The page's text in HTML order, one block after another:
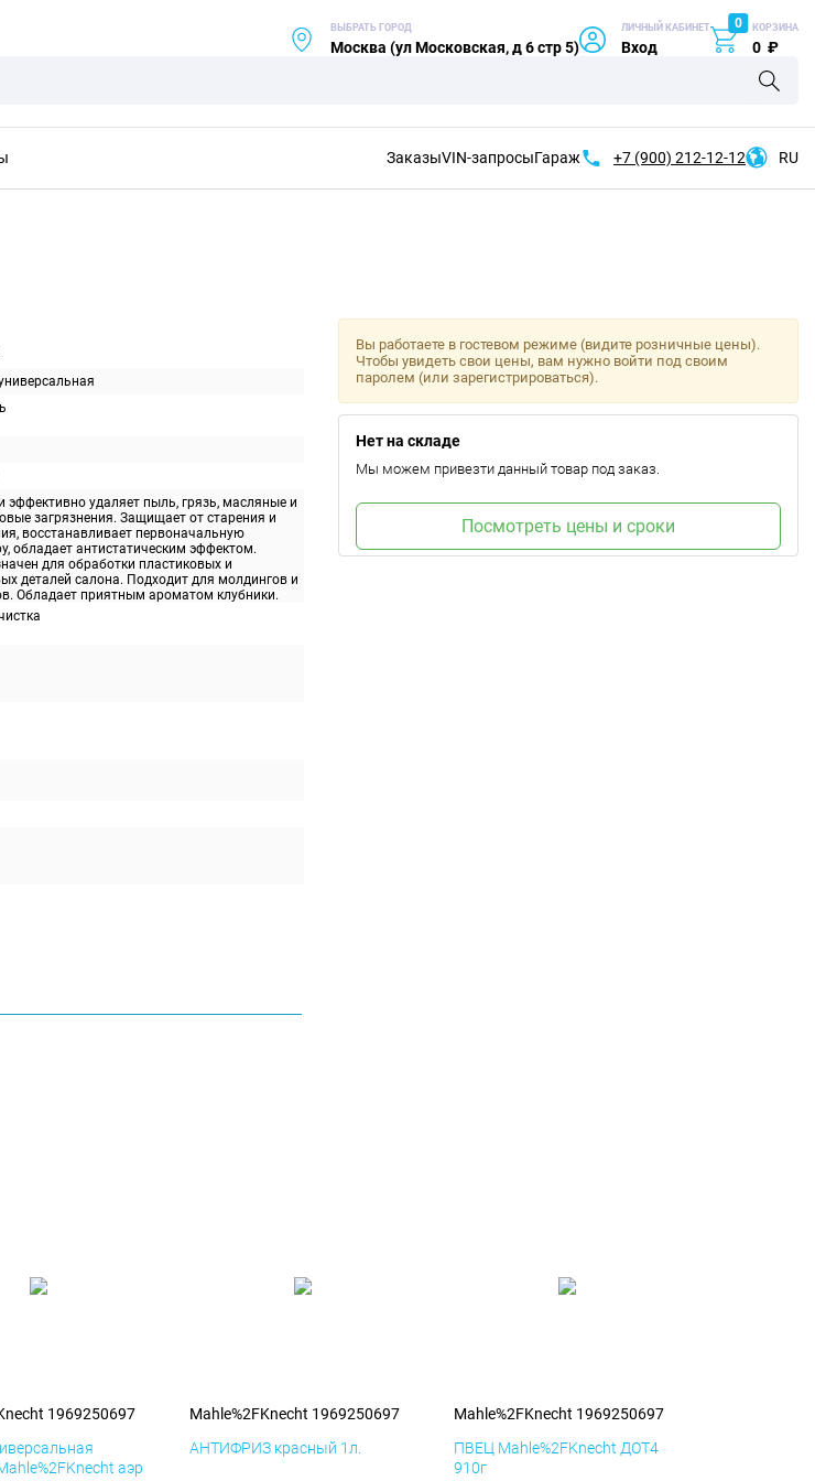
ВЫБРАТЬ ГОРОД
Москва (ул Московская, д 6 стр 5)
ЛИЧНЫЙ КАБИНЕТ
Вход
0 КОРЗИНА
0 ₽
ЗаказыVIN-запросыГараж +7 (900) 212-12-12 RU
эффективно удаляет пыль, грязь, масляные и
загрязнения. Защищает от старения и
восстанавливает первоначальную
обладает антистатическим эффектом.
для обработки пластиковых и
деталей салона. Подходит для молдингов и
Обладает приятным ароматом клубники.
Вы работаете в гостевом режиме (видите розничные цены).
Чтобы увидеть свои цены, вам нужно войти под своим
паролем (или зарегистрироваться).
Нет на складе
Мы можем привезти данный товар под заказ.
Посмотреть цены и сроки
1969250697
аэр
Mahle%2FKnecht 1969250697
АНТИФРИЗ красный 1л.
Mahle%2FKnecht 1969250697
ПВЕЦ Mahle%2FKnecht ДОТ4
910г